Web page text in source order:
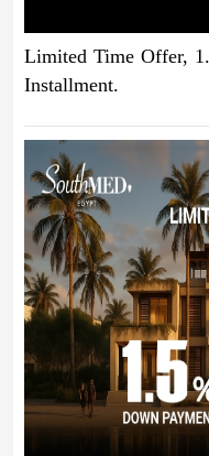
Limited Time Offer,
Installment.